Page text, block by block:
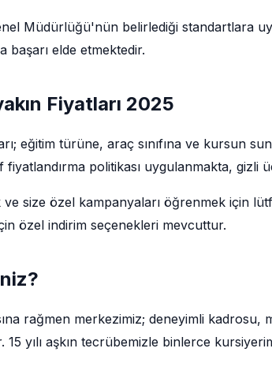
Müdürlüğü'nün belirlediği standartlara
başarı elde etmektedir.
Fiyatları 2025
eğitim türüne, araç sınıfına ve kursun
politikası uygulanmakta, gizli
ve size özel kampanyaları öğrenmek için
özel indirim seçenekleri mevcuttur.
rağmen merkezimiz; deneyimli kadrosu,
15 yılı aşkın tecrübemizle binlerce